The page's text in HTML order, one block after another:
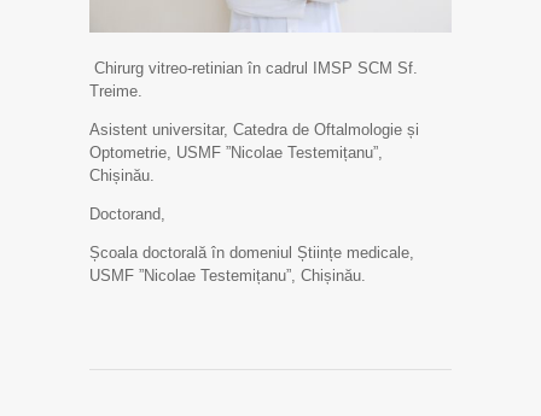
Chirurg vitreo-retinian în cadrul IMSP SCM Sf.
Treime.
Asistent universitar, Catedra de Oftalmologie și
Optometrie, USMF ”Nicolae Testemițanu”,
Chișinău.
Doctorand,
Școala doctorală în domeniul Științe medicale,
USMF ”Nicolae Testemițanu”, Chișinău.